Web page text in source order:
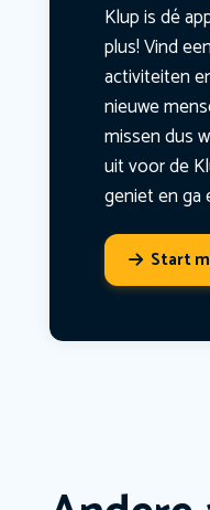
Klup is dé
plus! Vind
activiteiten
nieuwe
missen dus
uit voor de
geniet en ga
Start